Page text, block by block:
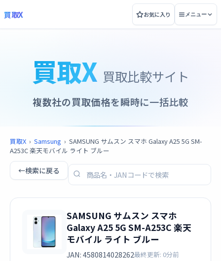
買取X お気に入り メニュー
買取X 買取比較サイト
複数社の買取価格を瞬時に一括比較
買取X › Samsung › SAMSUNG サムスン スマホ Galaxy A25 5G SM-
A253C 楽天モバイル ライト ブルー
←検索に戻る
SAMSUNG サムスン スマホ
Galaxy A25 5G SM-A253C 楽天
モバイル ライト ブルー
JAN: 4580814028262最終更新: 0分前